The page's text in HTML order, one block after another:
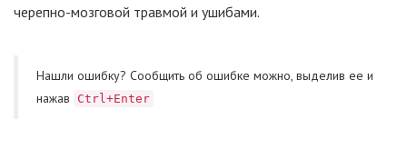
черепно-мозговой травмой и ушибами.
Нашли ошибку? Cообщить об ошибке можно, выделив ее и
нажав
Ctrl+Enter